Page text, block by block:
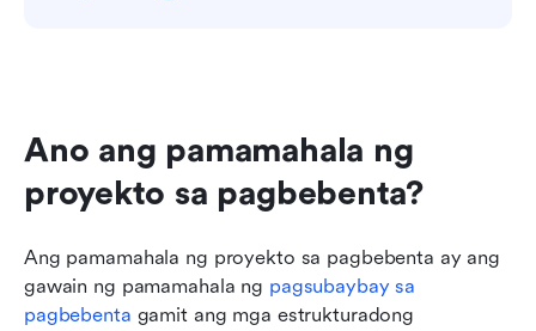
Ano ang pamamahala ng
proyekto sa pagbebenta?
Ang pamamahala ng proyekto sa pagbebenta ay ang
gawain ng pamamahala ng pagsubaybay sa
pagbebenta gamit ang mga estrukturadong